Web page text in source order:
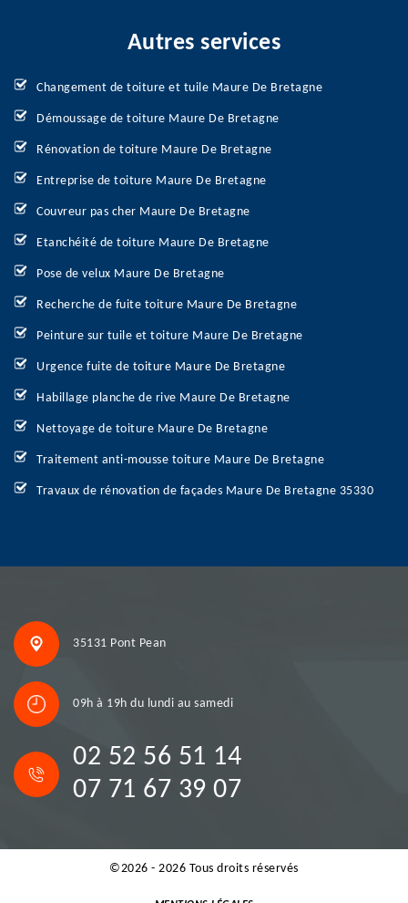
Autres services
Changement de toiture et tuile Maure De Bretagne
Démoussage de toiture Maure De Bretagne
Rénovation de toiture Maure De Bretagne
Entreprise de toiture Maure De Bretagne
Couvreur pas cher Maure De Bretagne
Etanchéité de toiture Maure De Bretagne
Pose de velux Maure De Bretagne
Recherche de fuite toiture Maure De Bretagne
Peinture sur tuile et toiture Maure De Bretagne
Urgence fuite de toiture Maure De Bretagne
Habillage planche de rive Maure De Bretagne
Nettoyage de toiture Maure De Bretagne
Traitement anti-mousse toiture Maure De Bretagne
Travaux de rénovation de façades Maure De Bretagne 35330
35131 Pont Pean
09h à 19h du lundi au samedi
02 52 56 51 14
07 71 67 39 07
©2026 - 2026 Tous droits réservés